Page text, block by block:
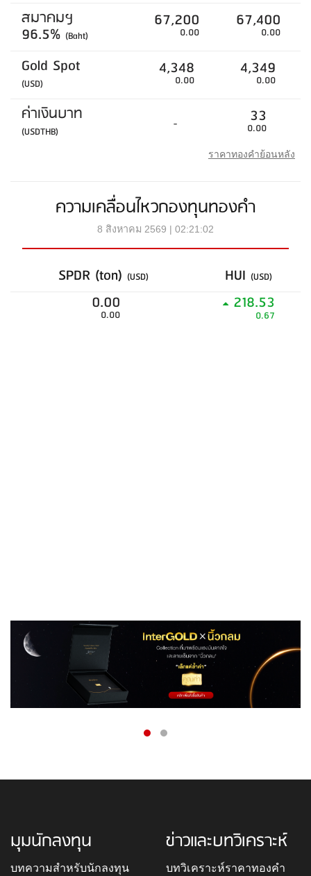
สมาคมฯ
96.5% (Baht)
67,200
0.00
67,400
0.00
Gold Spot
(USD)
4,348
0.00
4,349
0.00
ค่าเงินบาท
(USDTHB) - 33
0.00
ราคาทองคำย้อนหลัง
ความเคลื่อนไหวกองทุนทองคำ
8 สิงหาคม 2569 | 02:21:02
SPDR (ton) (USD) HUI (USD)
0.00
0.00
218.53
0.67
มุมนักลงทุน
บทความสำหรับนักลงทุน
ข่าวและบทวิเคราะห์
บทวิเคราะห์ราคาทองคำ